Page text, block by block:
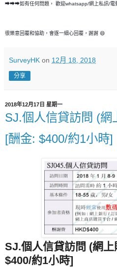
➡➡➡如有任何問題， 歡迎whatsapp/網上私訊/電
很樂意回覆和恊助，會逐一細心回覆，謝謝 😄
SurveyHK on 12月 18, 2018
分享
2018年12月17日 星期一
SJ.個人信貸訪問 (網
[酬金: $400/約1小時]
SJ.個人信貸訪問 (網
$400/約1小時]